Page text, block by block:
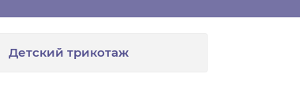
Детский трикотаж